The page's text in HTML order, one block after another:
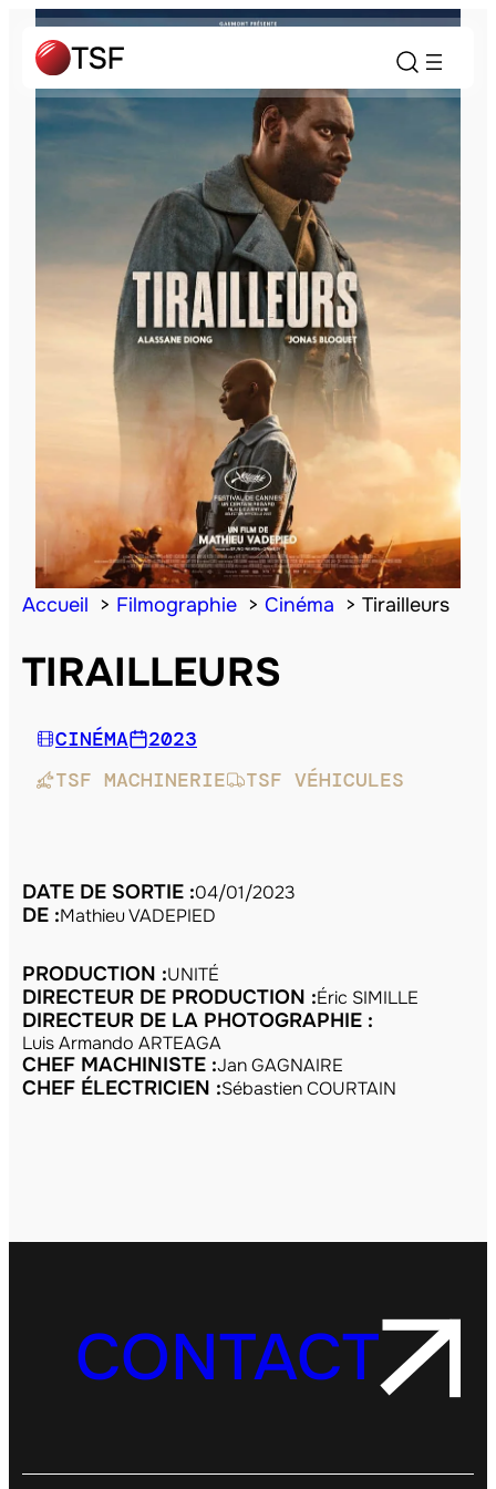
Accueil Filmographie Cinéma Tirailleurs
TIRAILLEURS
CINÉMA
2023
TSF MACHINERIE
TSF VÉHICULES
DATE DE SORTIE :04/01/2023
DE :Mathieu VADEPIED
PRODUCTION :UNITÉ
DIRECTEUR DE PRODUCTION :Éric SIMILLE
DIRECTEUR DE LA PHOTOGRAPHIE :
Luis Armando ARTEAGA
CHEF MACHINISTE :Jan GAGNAIRE
CHEF ÉLECTRICIEN :Sébastien COURTAIN
CONTACT